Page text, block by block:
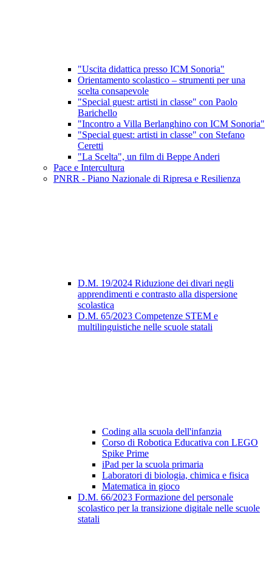
"Uscita didattica presso ICM Sonoria"
Orientamento scolastico – strumenti per una
scelta consapevole
"Special guest: artisti in classe" con Paolo
Barichello
"Incontro a Villa Berlanghino con ICM Sonoria"
"Special guest: artisti in classe" con Stefano
Ceretti
"La Scelta", un film di Beppe Anderi
Pace e Intercultura
PNRR - Piano Nazionale di Ripresa e Resilienza
D.M. 19/2024 Riduzione dei divari negli
apprendimenti e contrasto alla dispersione
scolastica
D.M. 65/2023 Competenze STEM e
multilinguistiche nelle scuole statali
Coding alla scuola dell'infanzia
Corso di Robotica Educativa con LEGO
Spike Prime
iPad per la scuola primaria
Laboratori di biologia, chimica e fisica
Matematica in gioco
D.M. 66/2023 Formazione del personale
scolastico per la transizione digitale nelle scuole
statali